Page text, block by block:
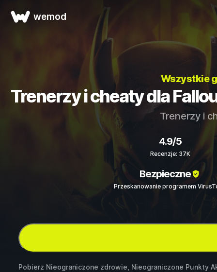
wemod
Wszystkie
Trenerzy i cheaty dla
Trenerzy i
4.9/5
Recenzje: 37K
Bezpieczne
Przeskanowanie programem
Pobierz Nieograniczone zdrowie, Nieograniczone Punkty